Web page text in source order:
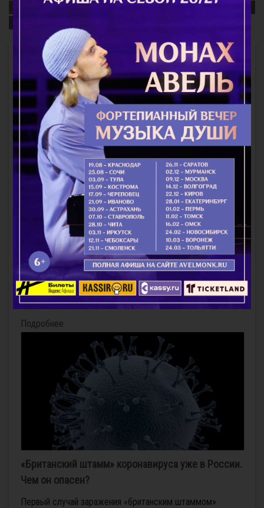
Священномученик Ермоген, патриарх Московский и
Интересное
Отец Павел умел жить, любил жить и учил этому
других
Вспоминается мне такой маршрут: от Ярославля через
Большое село и Углич на Мышкин (точнее Шипилово), от
Мышкина на Новый Некоуз, далее Шестихино, а потом —
Борок,...
Подробнее
«Британский штамм» коронавируса уже в России.
Чем он опасен?
Первый случай заражения «британским штаммом»